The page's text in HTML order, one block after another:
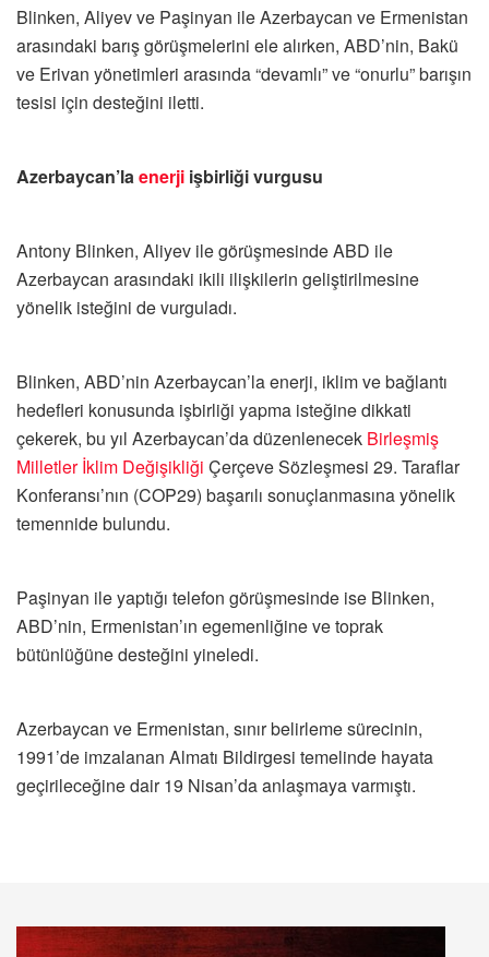
Blinken, Aliyev ve Paşinyan ile Azerbaycan ve Ermenistan
arasındaki barış görüşmelerini ele alırken, ABD’nin, Bakü
ve Erivan yönetimleri arasında “devamlı” ve “onurlu” barışın
tesisi için desteğini iletti.
Azerbaycan’la enerji işbirliği vurgusu
Antony Blinken, Aliyev ile görüşmesinde ABD ile
Azerbaycan arasındaki ikili ilişkilerin geliştirilmesine
yönelik isteğini de vurguladı.
Blinken, ABD’nin Azerbaycan’la enerji, iklim ve bağlantı
hedefleri konusunda işbirliği yapma isteğine dikkati
çekerek, bu yıl Azerbaycan’da düzenlenecek Birleşmiş
Milletler İklim Değişikliği Çerçeve Sözleşmesi 29. Taraflar
Konferansı’nın (COP29) başarılı sonuçlanmasına yönelik
temennide bulundu.
Paşinyan ile yaptığı telefon görüşmesinde ise Blinken,
ABD’nin, Ermenistan’ın egemenliğine ve toprak
bütünlüğüne desteğini yineledi.
Azerbaycan ve Ermenistan, sınır belirleme sürecinin,
1991’de imzalanan Almatı Bildirgesi temelinde hayata
geçirileceğine dair 19 Nisan’da anlaşmaya varmıştı.